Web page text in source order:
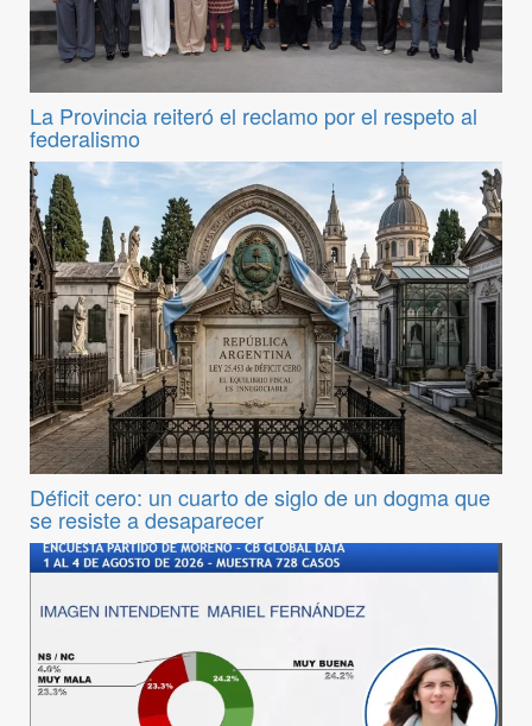
La Provincia reiteró el reclamo por el respeto al
federalismo
Déficit cero: un cuarto de siglo de un dogma que
se resiste a desaparecer